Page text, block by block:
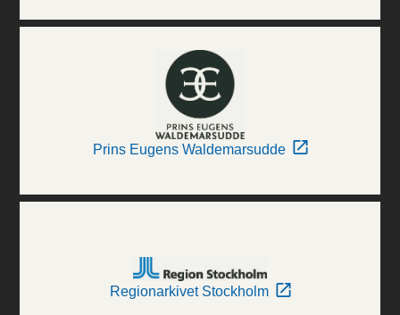
Prins Eugens Waldemarsudde
Regionarkivet Stockholm